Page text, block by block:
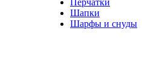
Перчатки
Шапки
Шарфы и снуды